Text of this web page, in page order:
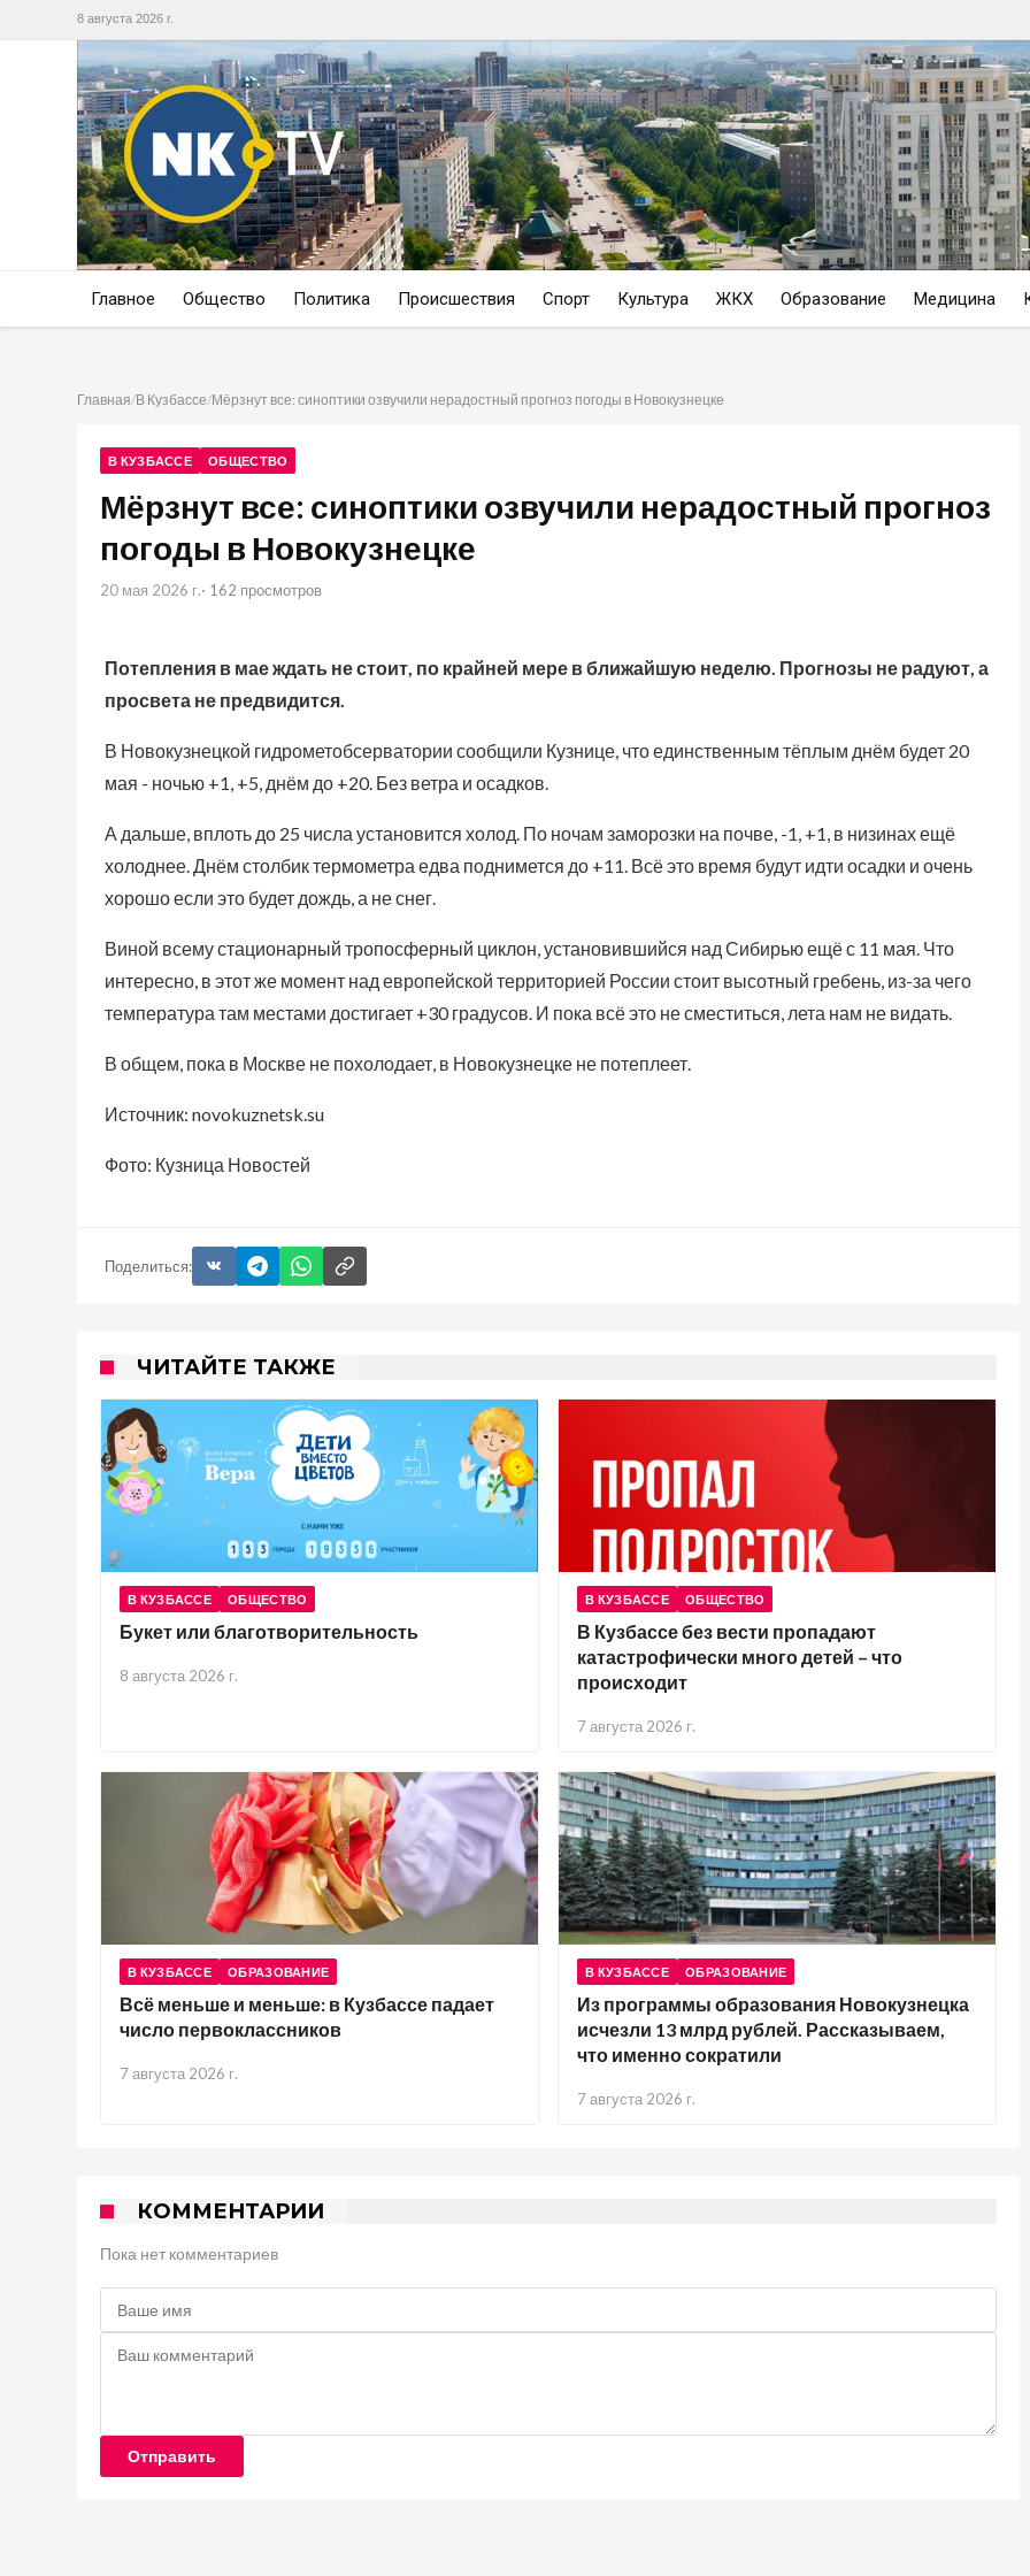
8 августа 2026 г.
Главное Общество Политика Происшествия Спорт Культура ЖКХ Образование Медицина
Главная/В Кузбассе/Мёрзнут все: синоптики озвучили нерадостный прогноз погоды в Новокузнецке
В КУЗБАССЕ ОБЩЕСТВО
Мёрзнут все: синоптики озвучили нерадостный прогноз
погоды в Новокузнецке
20 мая 2026 г.· 162 просмотров
Потепления в мае ждать не стоит, по крайней мере в ближайшую неделю. Прогнозы не радуют, а
просвета не предвидится.
В Новокузнецкой гидрометобсерватории сообщили Кузнице, что единственным тёплым днём будет 20
мая - ночью +1, +5, днём до +20. Без ветра и осадков.
А дальше, вплоть до 25 числа установится холод. По ночам заморозки на почве, -1, +1, в низинах ещё
холоднее. Днём столбик термометра едва поднимется до +11. Всё это время будут идти осадки и очень
хорошо если это будет дождь, а не снег.
Виной всему стационарный тропосферный циклон, установившийся над Сибирью ещё с 11 мая. Что
интересно, в этот же момент над европейской территорией России стоит высотный гребень, из-за чего
температура там местами достигает +30 градусов. И пока всё это не сместиться, лета нам не видать.
В общем, пока в Москве не похолодает, в Новокузнецке не потеплеет.
Источник: novokuznetsk.su
Фото: Кузница Новостей
Поделиться:
ЧИТАЙТЕ ТАКЖЕ
В КУЗБАССЕ ОБЩЕСТВО
Букет или благотворительность
8 августа 2026 г.
В КУЗБАССЕ ОБЩЕСТВО
В Кузбассе без вести пропадают
катастрофически много детей – что
происходит
7 августа 2026 г.
В КУЗБАССЕ ОБРАЗОВАНИЕ
Всё меньше и меньше: в Кузбассе падает
число первоклассников
7 августа 2026 г.
В КУЗБАССЕ ОБРАЗОВАНИЕ
Из программы образования Новокузнецка
исчезли 13 млрд рублей. Рассказываем,
что именно сократили
7 августа 2026 г.
КОММЕНТАРИИ
Пока нет комментариев
Отправить